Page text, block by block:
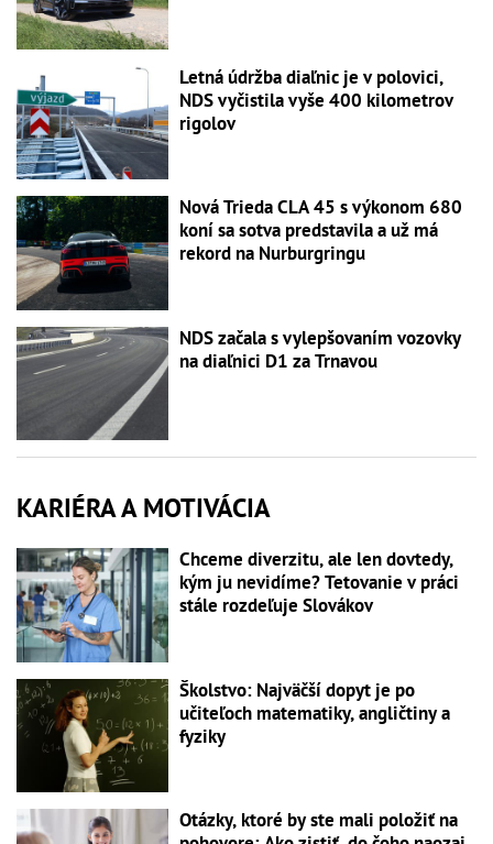
Letná údržba diaľnic je v polovici,
NDS vyčistila vyše 400 kilometrov
rigolov
Nová Trieda CLA 45 s výkonom 680
koní sa sotva predstavila a už má
rekord na Nurburgringu
NDS začala s vylepšovaním vozovky
na diaľnici D1 za Trnavou
KARIÉRA A MOTIVÁCIA
Chceme diverzitu, ale len dovtedy,
kým ju nevidíme? Tetovanie v práci
stále rozdeľuje Slovákov
Školstvo: Najväčší dopyt je po
učiteľoch matematiky, angličtiny a
fyziky
Otázky, ktoré by ste mali položiť na